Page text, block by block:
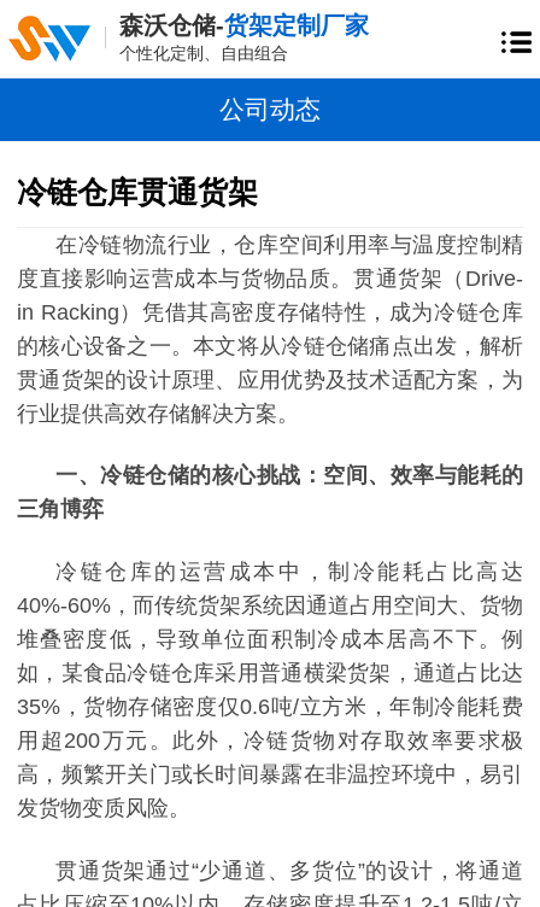
森沃仓储-货架定制厂家
个性化定制、自由组合
公司动态
冷链仓库贯通货架
在冷链物流行业，仓库空间利用率与温度控制精
度直接影响运营成本与货物品质。贯通货架（ Drive-
in Racking）凭借其高密度存储特性，成为冷链仓库
的核心设备之一。本文将从冷链仓储痛点出发，解析
贯通货架的设计原理、应用优势及技术适配方案，为
行业提供高效存储解决方案。
一、冷链仓储的核心挑战：空间、效率与能耗的
三角博弈
冷链仓库的运营成本中，制冷能耗占比高达
40%-60%，而传统货架系统因通道占用空间大、货物
堆叠密度低，导致单位面积制冷成本居高不下。例
如，某食品冷链仓库采用普通横梁货架，通道占比达
35%，货物存储密度仅0.6吨/立方米，年制冷能耗费
用超200万元。此外，冷链货物对存取效率要求极
高，频繁开关门或长时间暴露在非温控环境中，易引
发货物变质风险。
贯通货架通过“少通道、多货位”的设计，将通道